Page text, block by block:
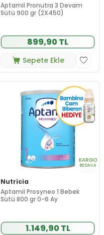
Aptamil Pronutra 3 Devam
Sütü 900 gr (2X450)
899,90 TL
Sepete Ekle
KARGO
BEDAVA
Nutricia
Aptamil Prosyneo 1 Bebek
Sütü 800 gr 0-6 Ay
1.149,90 TL